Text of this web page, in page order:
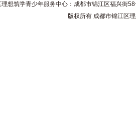
理想筑学青少年服务中心：成都市锦江区福兴
版权所有 成都市锦江区